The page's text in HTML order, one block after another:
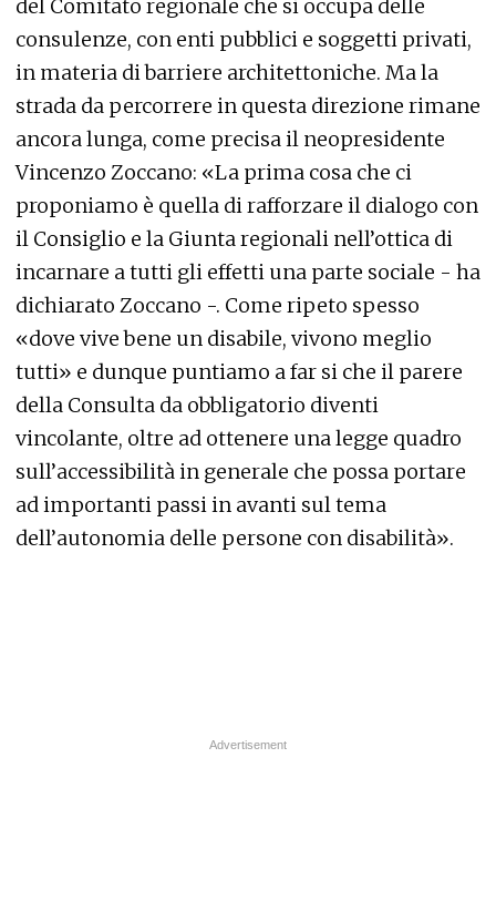
del Comitato regionale che si occupa delle
consulenze, con enti pubblici e soggetti privati,
in materia di barriere architettoniche. Ma la
strada da percorrere in questa direzione rimane
ancora lunga, come precisa il neopresidente
Vincenzo Zoccano: «La prima cosa che ci
proponiamo è quella di rafforzare il dialogo con
il Consiglio e la Giunta regionali nell’ottica di
incarnare a tutti gli effetti una parte sociale - ha
dichiarato Zoccano -. Come ripeto spesso
«dove vive bene un disabile, vivono meglio
tutti» e dunque puntiamo a far si che il parere
della Consulta da obbligatorio diventi
vincolante, oltre ad ottenere una legge quadro
sull’accessibilità in generale che possa portare
ad importanti passi in avanti sul tema
dell’autonomia delle persone con disabilità».